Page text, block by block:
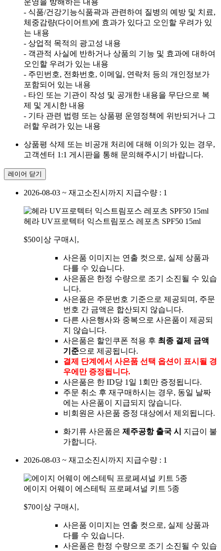
운영을 방해하는 내용
- 식품/건강기능식품곽과 관련하여 질병의 예방 및 치료,
체중감량(다이어트)에 효과가 있다고 오인할 우려가 있
는 내용
- 상업적 목적의 광고성 내용
- 객관적 사실에 반하거나 상품의 기능 및 효과에 대하여
오인할 우려가 있는 내용
- 주민번호, 전화번호, 이메일, 연락처 등의 개인정보가
포함되어 있는 내용
- 타인 또는 기관이 작성 및 공개한 내용을 무단으로 복
제 및 게시한 내용
- 기타 관련 법령 또는 상품평 운영정책에 위반되거나 그
러할 우려가 있는 내용
상품평 삭제 또는 비공개 처리에 대해 이의가 있는 경우,
고객센터 1:1 게시판을 통해 문의해주시기 바랍니다.
레이어 닫기
2026-08-03 ~ 재고소진시까지 지급수량 : 1
헤라 UV프로텍터 익스트림포스 레포츠 SPF50 15ml
$50이상 구매시,
사은품 이미지는 연출 컷으로, 실제 상품과
다를 수 있습니다.
사은품은 한정 수량으로 조기 소진될 수 있습
니다.
사은품은 주문번호 기준으로 제공되며, 주문
번호 간 금액은 합산되지 않습니다.
다른 사은행사와 중복으로 사은품이 제공되
지 않습니다.
사은품은 할인쿠폰 적용 후 최종 결제 금액
기준으로 제공됩니다.
결제 단계에서 사은품 선택 옵션이 표시될 경
우에만 증정됩니다.
사은품은 한 ID당 1일 1회만 증정됩니다.
주문 취소 후 재구매하시는 경우, 동일 날짜
에는 사은품이 지급되지 않습니다.
비회원은 사은품 증정 대상에서 제외됩니다.
화기류 사은품은 제주공항 출국 시
지급이 불
가합니다.
2026-08-03 ~ 재고소진시까지 지급수량 : 1
에이지 어웨이 에스테틱 프로페셔널 키트 5종
$70이상 구매시,
사은품 이미지는 연출 컷으로, 실제 상품과
다를 수 있습니다.
사은품은 한정 수량으로 조기 소진될 수 있습